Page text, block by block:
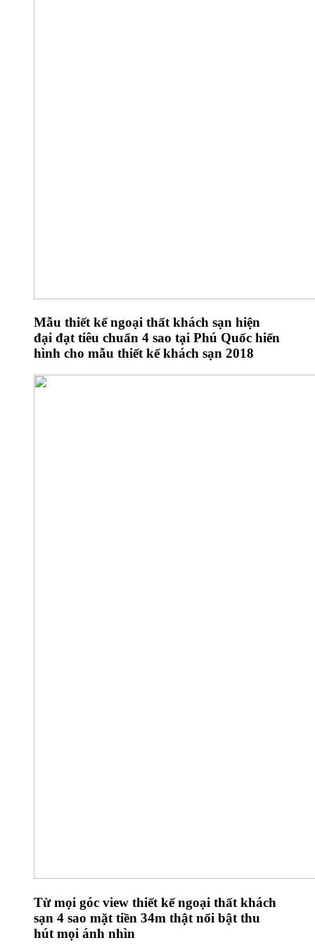
Mẫu thiết kế ngoại thất khách sạn hiện
đại đạt tiêu chuẩn 4 sao tại Phú Quốc hiển
hình cho mẫu thiết kế khách sạn 2018
Từ mọi góc view thiết kế ngoại thất khách
sạn 4 sao mặt tiền 34m thật nổi bật thu
hút mọi ánh nhìn